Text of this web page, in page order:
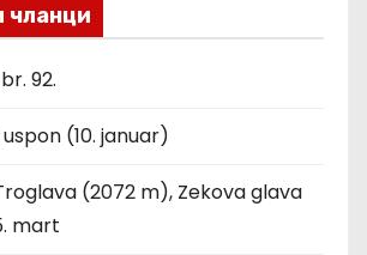
ц
и
ј
а
ч
92.
(10. januar)
(2072 m), Zekova glava
mart